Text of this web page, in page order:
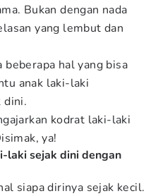
Bukan dengan nada
yang lembut dan
hal yang bisa
anak laki-laki
dini.
kodrat laki-laki
ya!
laki sejak dini dengan
siapa dirinya sejak kecil.